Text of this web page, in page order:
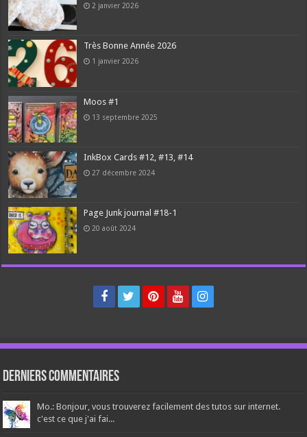
2 janvier 2026
Très Bonne Année 2026
1 janvier 2026
Moos #1
13 septembre 2025
InkBox Cards #12, #13, #14
27 décembre 2024
Page Junk journal #18-1
20 août 2024
Derniers Commentaires
Mo.: Bonjour, vous trouverez facilement des tutos sur internet.
c'est ce que j'ai fai...